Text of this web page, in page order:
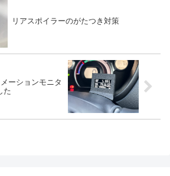
リアスポイラーのがたつき対策
ーションモニタ
た